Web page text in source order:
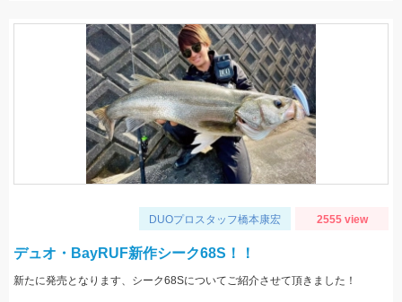
DUOプロスタッフ橋本康宏 2555 view
デュオ・BayRUF新作シーク68S！！
新たに発売となります、シーク68Sについてご紹介させて頂きました！